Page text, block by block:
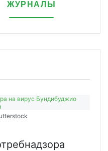
ЖУРНАЛЫ